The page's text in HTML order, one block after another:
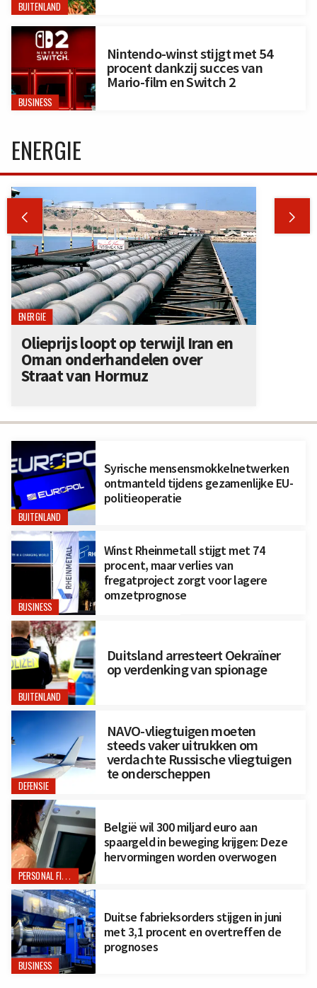
BUITENLAND
BUSINESS
Nintendo-winst stijgt met 54
procent dankzij succes van
Mario-film en Switch 2
BUITENLAND
Syrische mensensmokkelnetwerken
ontmanteld tijdens gezamenlijke EU-
politieoperatie
BUSINESS
Winst Rheinmetall stijgt met 74
procent, maar verlies van
fregatproject zorgt voor lagere
omzetprognose
BUITENLAND
Duitsland arresteert Oekraïner
op verdenking van spionage
DEFENSIE
NAVO-vliegtuigen moeten
steeds vaker uitrukken om
verdachte Russische vliegtuigen
te onderscheppen
PERSONAL FINANCE
België wil 300 miljard euro aan
spaargeld in beweging krijgen: Deze
hervormingen worden overwogen
BUSINESS
Duitse fabrieksorders stijgen in juni
met 3,1 procent en overtreffen de
prognoses
ENERGIE
 
ENERGIE
Olieprijs loopt op terwijl Iran en
Oman onderhandelen over
Straat van Hormuz